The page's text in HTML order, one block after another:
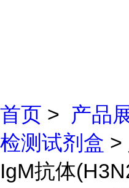
首页 > 产品
检测试剂盒 >
IgM抗体